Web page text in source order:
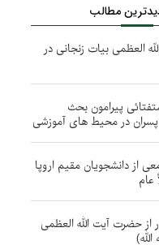
مطالب
العظمی بیات زنجانی در
پیرامون بحث
در محیط های آموزشی
از دانشجویان مقیم اروپا
عام
از حضرت آیت الله العظمی